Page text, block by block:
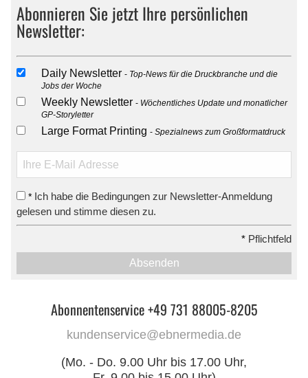
Abonnieren Sie jetzt Ihre persönlichen
Newsletter:
Daily Newsletter
Top-News für die Druckbranche und die
Jobs der Woche
Weekly Newsletter
Wöchentliches Update und monatlicher
GP-Storyletter
Large Format Printing Spezialnews zum Großformatdruck
* Ich habe die Bedingungen zur Newsletter-Anmeldung
gelesen und stimme diesen zu.
* Pflichtfeld
Absenden
Abonnentenservice +49 731 88005-8205
kundenservice@ebnermedia.de
(Mo. - Do. 9.00 Uhr bis 17.00 Uhr,